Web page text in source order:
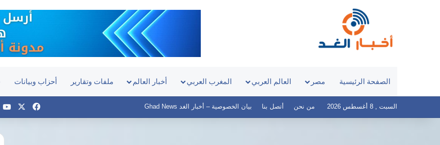
الصفحة الرئيسية مصر العالم العربي المغرب العربي أخبار العالم ملفات وتقارير أحزاب وبيانات
السبت , 8 أغسطس 2026 من نحن أتصل بنا بيان الخصوصية – أخبار الغد Ghad News فيسبوك